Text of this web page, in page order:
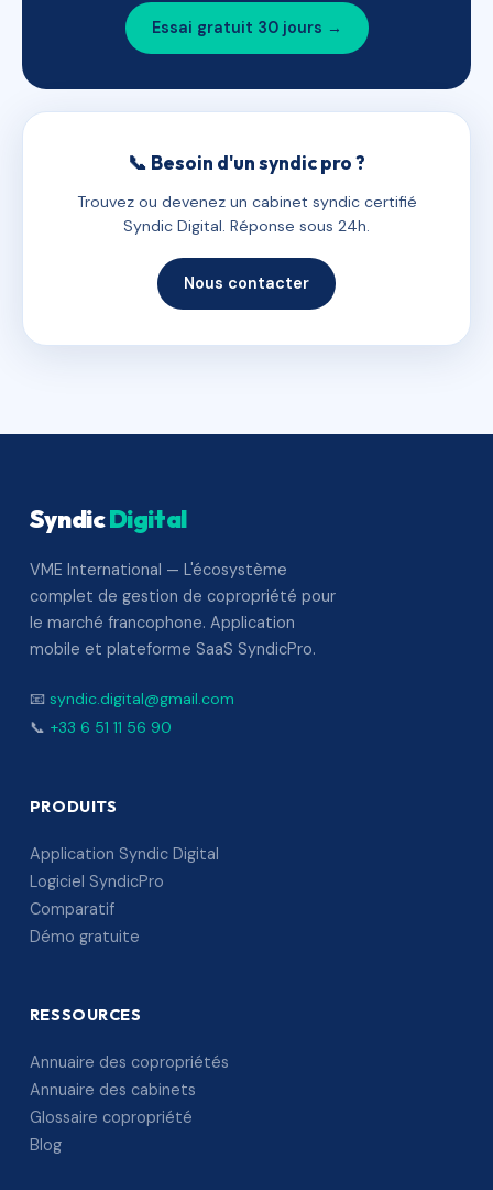
Essai gratuit 30 jours →
📞 Besoin d'un syndic pro ?
Trouvez ou devenez un cabinet syndic certifié
Syndic Digital. Réponse sous 24h.
Nous contacter
SyndicDigital
VME International — L'écosystème
complet de gestion de copropriété pour
le marché francophone. Application
mobile et plateforme SaaS SyndicPro.
📧 syndic.digital@gmail.com
📞 +33 6 51 11 56 90
PRODUITS
Application Syndic Digital
Logiciel SyndicPro
Comparatif
Démo gratuite
RESSOURCES
Annuaire des copropriétés
Annuaire des cabinets
Glossaire copropriété
Blog